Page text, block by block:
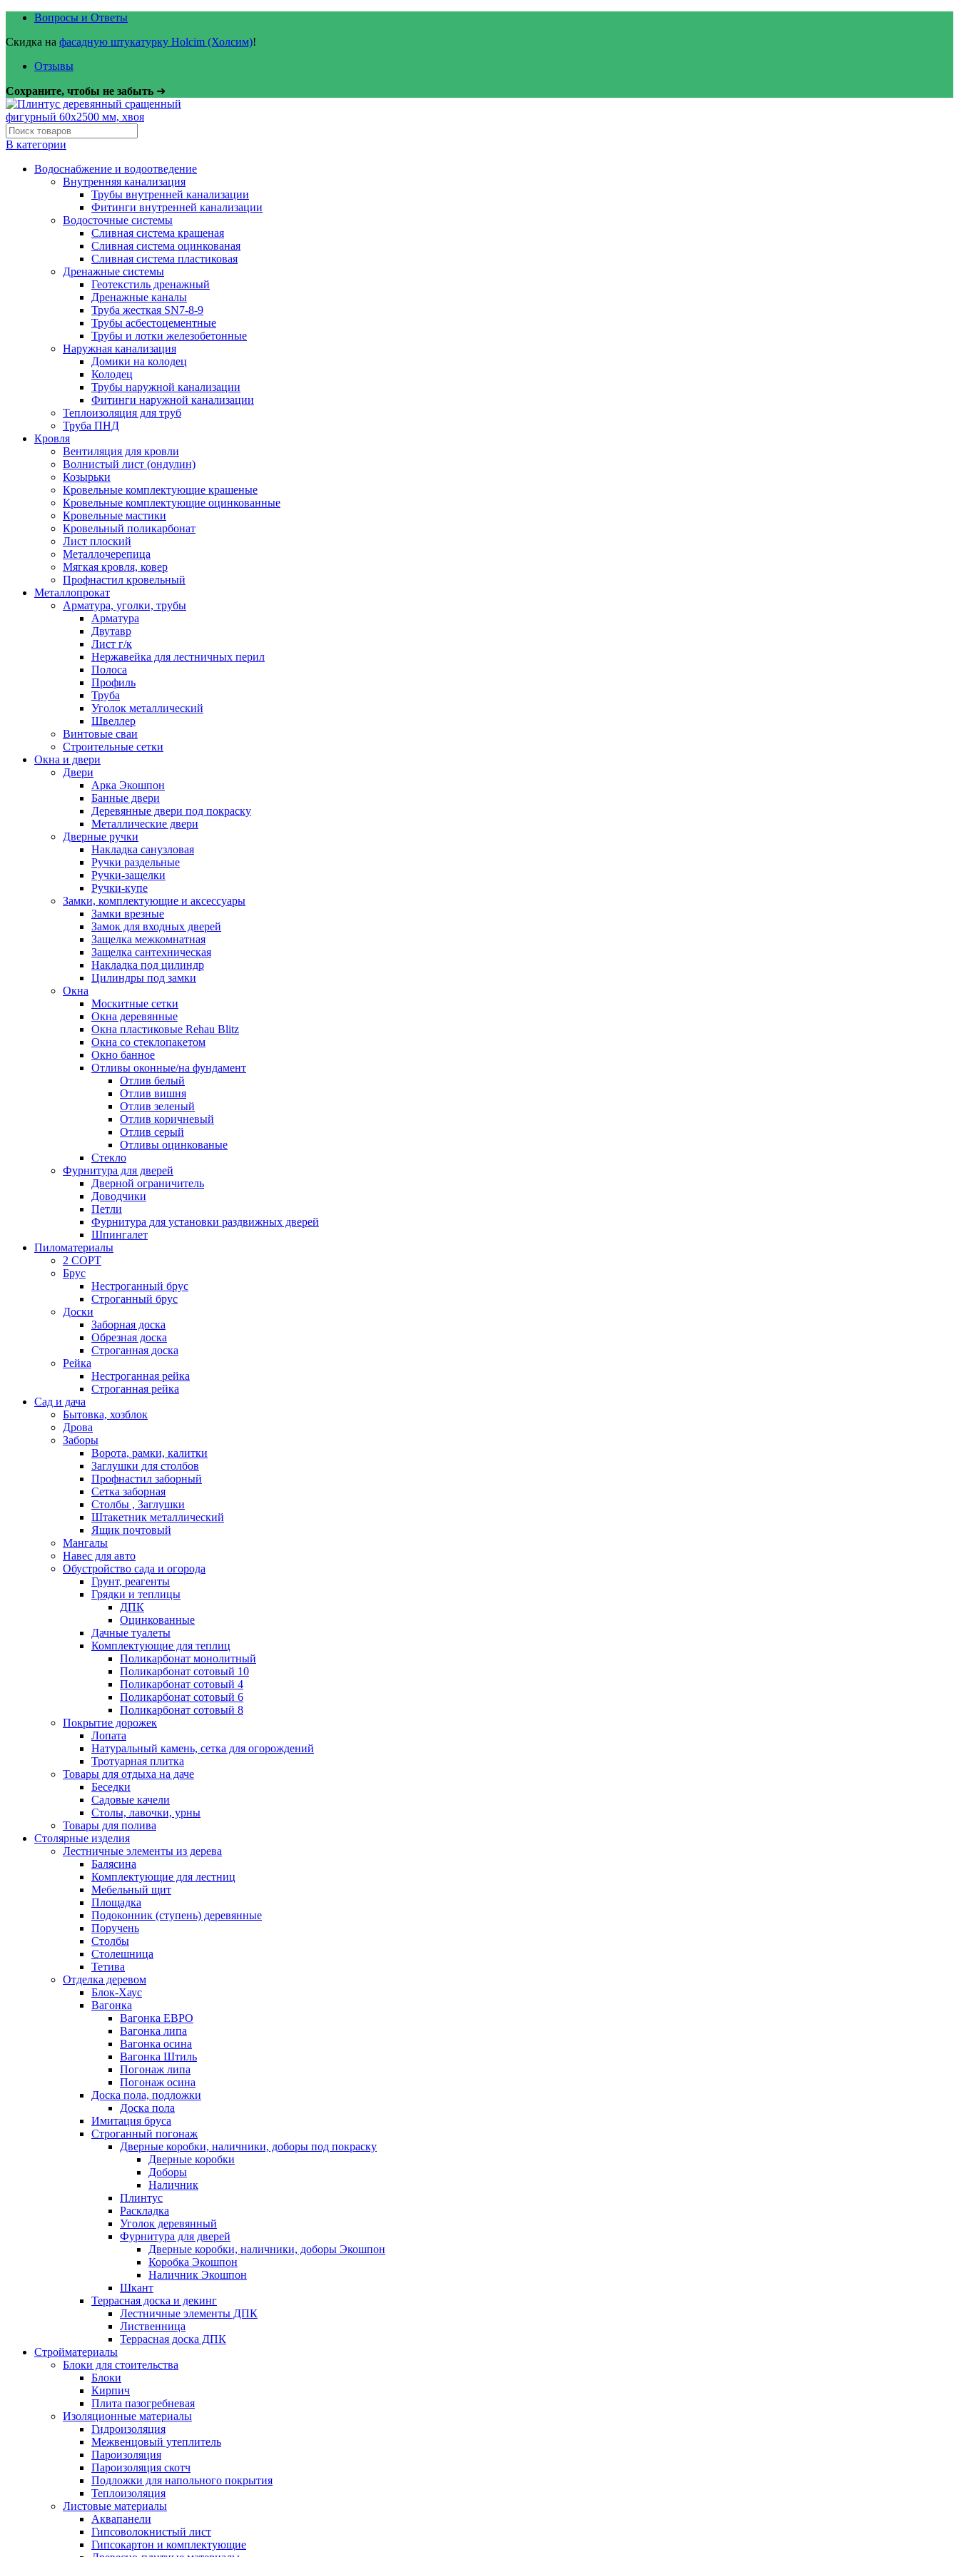
Вопросы и Ответы
Скидка на фасадную штукатурку Holcim (Холсим)!
Отзывы
Сохраните, чтобы не забыть ➜
В категории
Водоснабжение и водоотведение
Внутренняя канализация
Трубы внутренней канализации
Фитинги внутренней канализации
Водосточные системы
Сливная система крашеная
Сливная система оцинкованая
Сливная система пластиковая
Дренажные системы
Геотекстиль дренажный
Дренажные каналы
Труба жесткая SN7-8-9
Трубы асбестоцементные
Трубы и лотки железобетонные
Наружная канализация
Домики на колодец
Колодец
Трубы наружной канализации
Фитинги наружной канализации
Теплоизоляция для труб
Труба ПНД
Кровля
Вентиляция для кровли
Волнистый лист (ондулин)
Козырьки
Кровельные комплектующие крашеные
Кровельные комплектующие оцинкованные
Кровельные мастики
Кровельный поликарбонат
Лист плоский
Металлочерепица
Мягкая кровля, ковер
Профнастил кровельный
Металлопрокат
Арматура, уголки, трубы
Арматура
Двутавр
Лист г/к
Нержавейка для лестничных перил
Полоса
Профиль
Труба
Уголок металлический
Швеллер
Винтовые сваи
Строительные сетки
Окна и двери
Двери
Арка Экошпон
Банные двери
Деревянные двери под покраску
Металлические двери
Дверные ручки
Накладка санузловая
Ручки раздельные
Ручки-защелки
Ручки-купе
Замки, комплектующие и аксессуары
Замки врезные
Замок для входных дверей
Защелка межкомнатная
Защелка сантехническая
Накладка под цилиндр
Цилиндры под замки
Окна
Москитные сетки
Окна деревянные
Окна пластиковые Rehau Blitz
Окна со стеклопакетом
Окно банное
Отливы оконные/на фундамент
Отлив белый
Отлив вишня
Отлив зеленый
Отлив коричневый
Отлив серый
Отливы оцинкованые
Стекло
Фурнитура для дверей
Дверной ограничитель
Доводчики
Петли
Фурнитура для установки раздвижных дверей
Шпингалет
Пиломатериалы
2 СОРТ
Брус
Нестроганный брус
Строганный брус
Доски
Заборная доска
Обрезная доска
Строганная доска
Рейка
Нестроганная рейка
Строганная рейка
Сад и дача
Бытовка, хозблок
Дрова
Заборы
Ворота, рамки, калитки
Заглушки для столбов
Профнастил заборный
Сетка заборная
Столбы , Заглушки
Штакетник металлический
Ящик почтовый
Мангалы
Навес для авто
Обустройство сада и огорода
Грунт, реагенты
Грядки и теплицы
ДПК
Оцинкованные
Дачные туалеты
Комплектующие для теплиц
Поликарбонат монолитный
Поликарбонат сотовый 10
Поликарбонат сотовый 4
Поликарбонат сотовый 6
Поликарбонат сотовый 8
Покрытие дорожек
Лопата
Натуральный камень, сетка для огорождений
Тротуарная плитка
Товары для отдыха на даче
Беседки
Садовые качели
Столы, лавочки, урны
Товары для полива
Столярные изделия
Лестничные элементы из дерева
Балясина
Комплектующие для лестниц
Мебельный щит
Площадка
Подоконник (ступень) деревянные
Поручень
Столбы
Столешница
Тетива
Отделка деревом
Блок-Хаус
Вагонка
Вагонка ЕВРО
Вагонка липа
Вагонка осина
Вагонка Штиль
Погонаж липа
Погонаж осина
Доска пола, подложки
Доска пола
Имитация бруса
Строганный погонаж
Дверные коробки, наличники, доборы под покраску
Дверные коробки
Доборы
Наличник
Плинтус
Раскладка
Уголок деревянный
Фурнитура для дверей
Дверные коробки, наличники, доборы Экошпон
Коробка Экошпон
Наличник Экошпон
Шкант
Террасная доска и декинг
Лестничные элементы ДПК
Лиственница
Террасная доска ДПК
Стройматериалы
Блоки для стоительства
Блоки
Кирпич
Плита пазогребневая
Изоляционные материалы
Гидроизоляция
Межвенцовый утеплитель
Пароизоляция
Пароизоляция скотч
Подложки для напольного покрытия
Теплоизоляция
Листовые материалы
Аквапанели
Гипсоволокнистый лист
Гипсокартон и комплектующие